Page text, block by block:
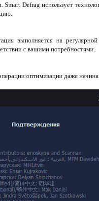
Defrag использует
выполняется на
с вашими потребностями.
оптимизации даже